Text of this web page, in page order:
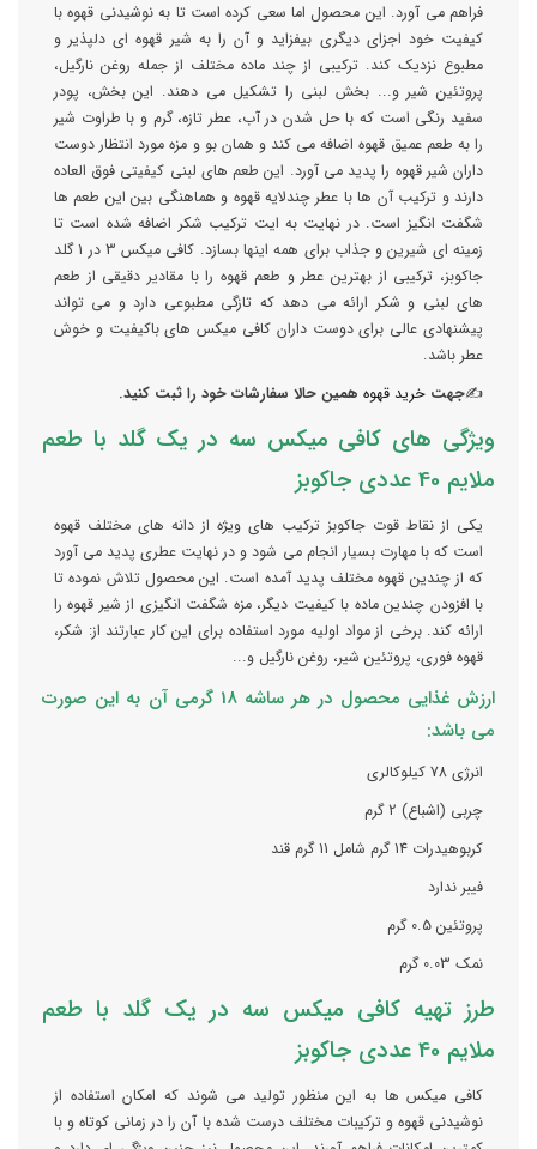
فراهم می آورد. این محصول اما سعی کرده است تا به نوشیدنی قهوه با
کیفیت خود اجزای دیگری بیفزاید و آن را به شیر قهوه ای دلپذیر و
مطبوع نزدیک کند. ترکیبی از چند ماده مختلف از جمله روغن نارگیل،
پروتئین شیر و... بخش لبنی را تشکیل می دهند. این بخش، پودر
سفید رنگی است که با حل شدن در آب، عطر تازه، گرم و با طراوت شیر
را به طعم عمیق قهوه اضافه می کند و همان بو و مزه مورد انتظار دوست
داران شیر قهوه را پدید می آورد. این طعم های لبنی کیفیتی فوق العاده
دارند و ترکیب آن ها با عطر چندلایه قهوه و هماهنگی بین این طعم ها
شگفت انگیز است. در نهایت به ایت ترکیب شکر اضافه شده است تا
زمینه ای شیرین و جذاب برای همه اینها بسازد. کافی میکس 3 در 1 گلد
جاکوبز، ترکیبی از بهترین عطر و طعم قهوه را با مقادیر دقیقی از طعم
های لبنی و شکر ارائه می دهد که تازگی مطبوعی دارد و می تواند
پیشنهادی عالی برای دوست داران کافی میکس های باکیفیت و خوش
عطر باشد.
✍جهت خرید قهوه همین حالا سفارشات خود را ثبت کنید.
ویژگی های کافی میکس سه در یک گلد با طعم
ملایم 40 عددی جاکوبز
یکی از نقاط قوت جاکوبز ترکیب های ویژه از دانه های مختلف قهوه
است که با مهارت بسیار انجام می شود و در نهایت عطری پدید می آورد
که از چندین قهوه مختلف پدید آمده است. این محصول تلاش نموده تا
با افزودن چندین ماده با کیفیت دیگر، مزه شگفت انگیزی از شیر قهوه را
ارائه کند. برخی از مواد اولیه مورد استفاده برای این کار عبارتند از: شکر،
قهوه فوری، پروتئین شیر، روغن نارگیل و...
ارزش غذایی محصول در هر ساشه 18 گرمی آن به این صورت
می باشد:
انرژی 78 کیلوکالری
چربی (اشباع) 2 گرم
کربوهیدرات 14 گرم شامل 11 گرم قند
فیبر ندارد
پروتئین 0.5 گرم
نمک 0.03 گرم
طرز تهیه کافی میکس سه در یک گلد با طعم
ملایم 40 عددی جاکوبز
کافی میکس ها به این منظور تولید می شوند که امکان استفاده از
نوشیدنی قهوه و ترکیبات مختلف درست شده با آن را در زمانی کوتاه و با